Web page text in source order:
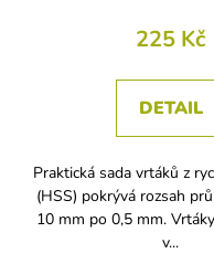
225 Kč
DETAIL
Praktická sada vrtáků z
(HSS) pokrývá rozsah
10 mm po 0,5 mm.
v...